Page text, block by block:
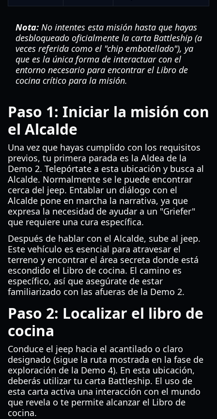
Nota: No intentes esta misión hasta que hayas
desbloqueado oficialmente la carta Battleship (a
veces referida como el "chip embotellado"), ya
que es la única forma de interactuar con el
entorno necesario para encontrar el Libro de
cocina crítico para la misión.
Paso 1: Iniciar la misión con
el Alcalde
Una vez que hayas cumplido con los requisitos
previos, tu primera parada es la Aldea de la
Demo 2. Telepórtate a esta ubicación y busca al
Alcalde. Normalmente se le puede encontrar
cerca del jeep. Entablar un diálogo con el
Alcalde pone en marcha la narrativa, ya que
expresa la necesidad de ayudar a un "Griefer"
que requiere una cura específica.
Después de hablar con el Alcalde, sube al jeep.
Este vehículo es esencial para atravesar el
terreno y encontrar el área secreta donde está
escondido el Libro de cocina. El camino es
específico, así que asegúrate de estar
familiarizado con las afueras de la Demo 2.
Paso 2: Localizar el libro de
cocina
Conduce el jeep hacia el acantilado o claro
designado (sigue la ruta mostrada en la fase de
exploración de la Demo 4). En esta ubicación,
deberás utilizar tu carta Battleship. El uso de
esta carta activa una interacción con el mundo
que revela o te permite alcanzar el Libro de
cocina.